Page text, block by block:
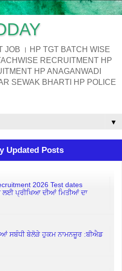
JOB । HP TGT BATCH WISE
RECRUITMENT HP
HP ANAGANWADI
SEWAK BHARTI HP POLICE
▼
Updated Posts
2026 Test dates
ਲਈ ਪ੍ਰੀਖਿਆ ਦੀਆਂ ਮਿਤੀਆਂ ਦਾ
ਸਬੰਧੀ ਬੇਲੋੜੇ ਹੁਕਮ ਨਾਮਨਜ਼ੂਰ :ਬੀਐਡ